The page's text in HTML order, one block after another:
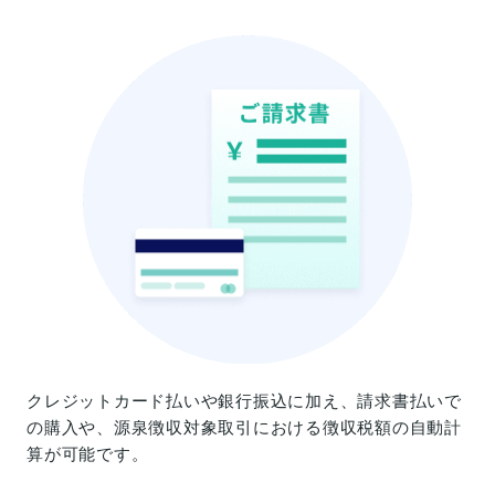
クレジットカード払いや銀行振込に加え、請求書払いで
の購入や、源泉徴収対象取引における徴収税額の自動計
算が可能です。